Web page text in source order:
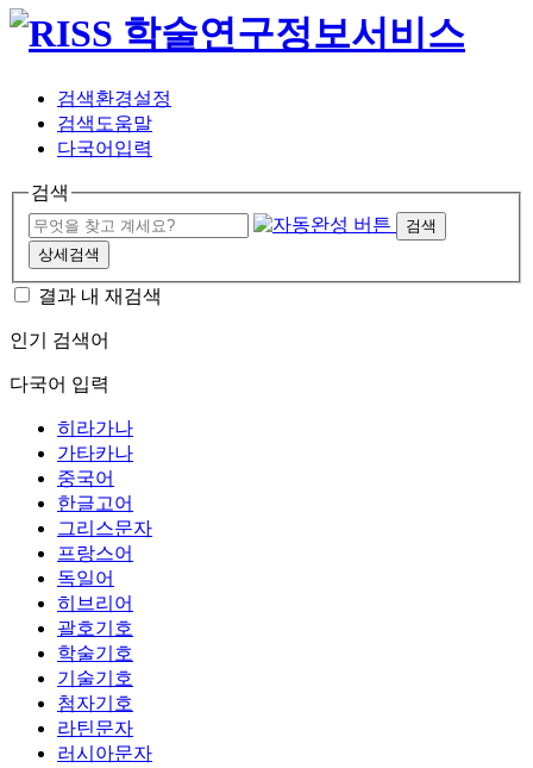
검색환경설정
검색도움말
다국어입력
검색
검색
상세검색
결과 내 재검색
인기 검색어
다국어 입력
히라가나
가타카나
중국어
한글고어
그리스문자
프랑스어
독일어
히브리어
괄호기호
학술기호
기술기호
첨자기호
라틴문자
러시아문자